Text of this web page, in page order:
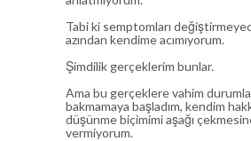
Tabi ki semptomları
azından kendime acımıyorum.
Şimdilik gerçeklerim bunlar.
Ama bu gerçeklere vahim
bakmamaya başladım, kendim
düşünme biçimimi aşağı
vermiyorum.